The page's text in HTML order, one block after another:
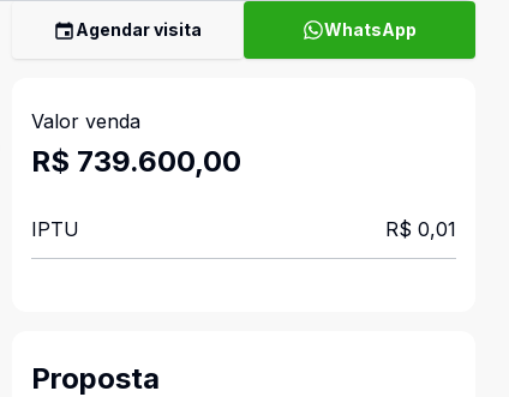
Agendar visita WhatsApp
Valor venda
R$ 739.600,00
IPTU R$ 0,01
Proposta